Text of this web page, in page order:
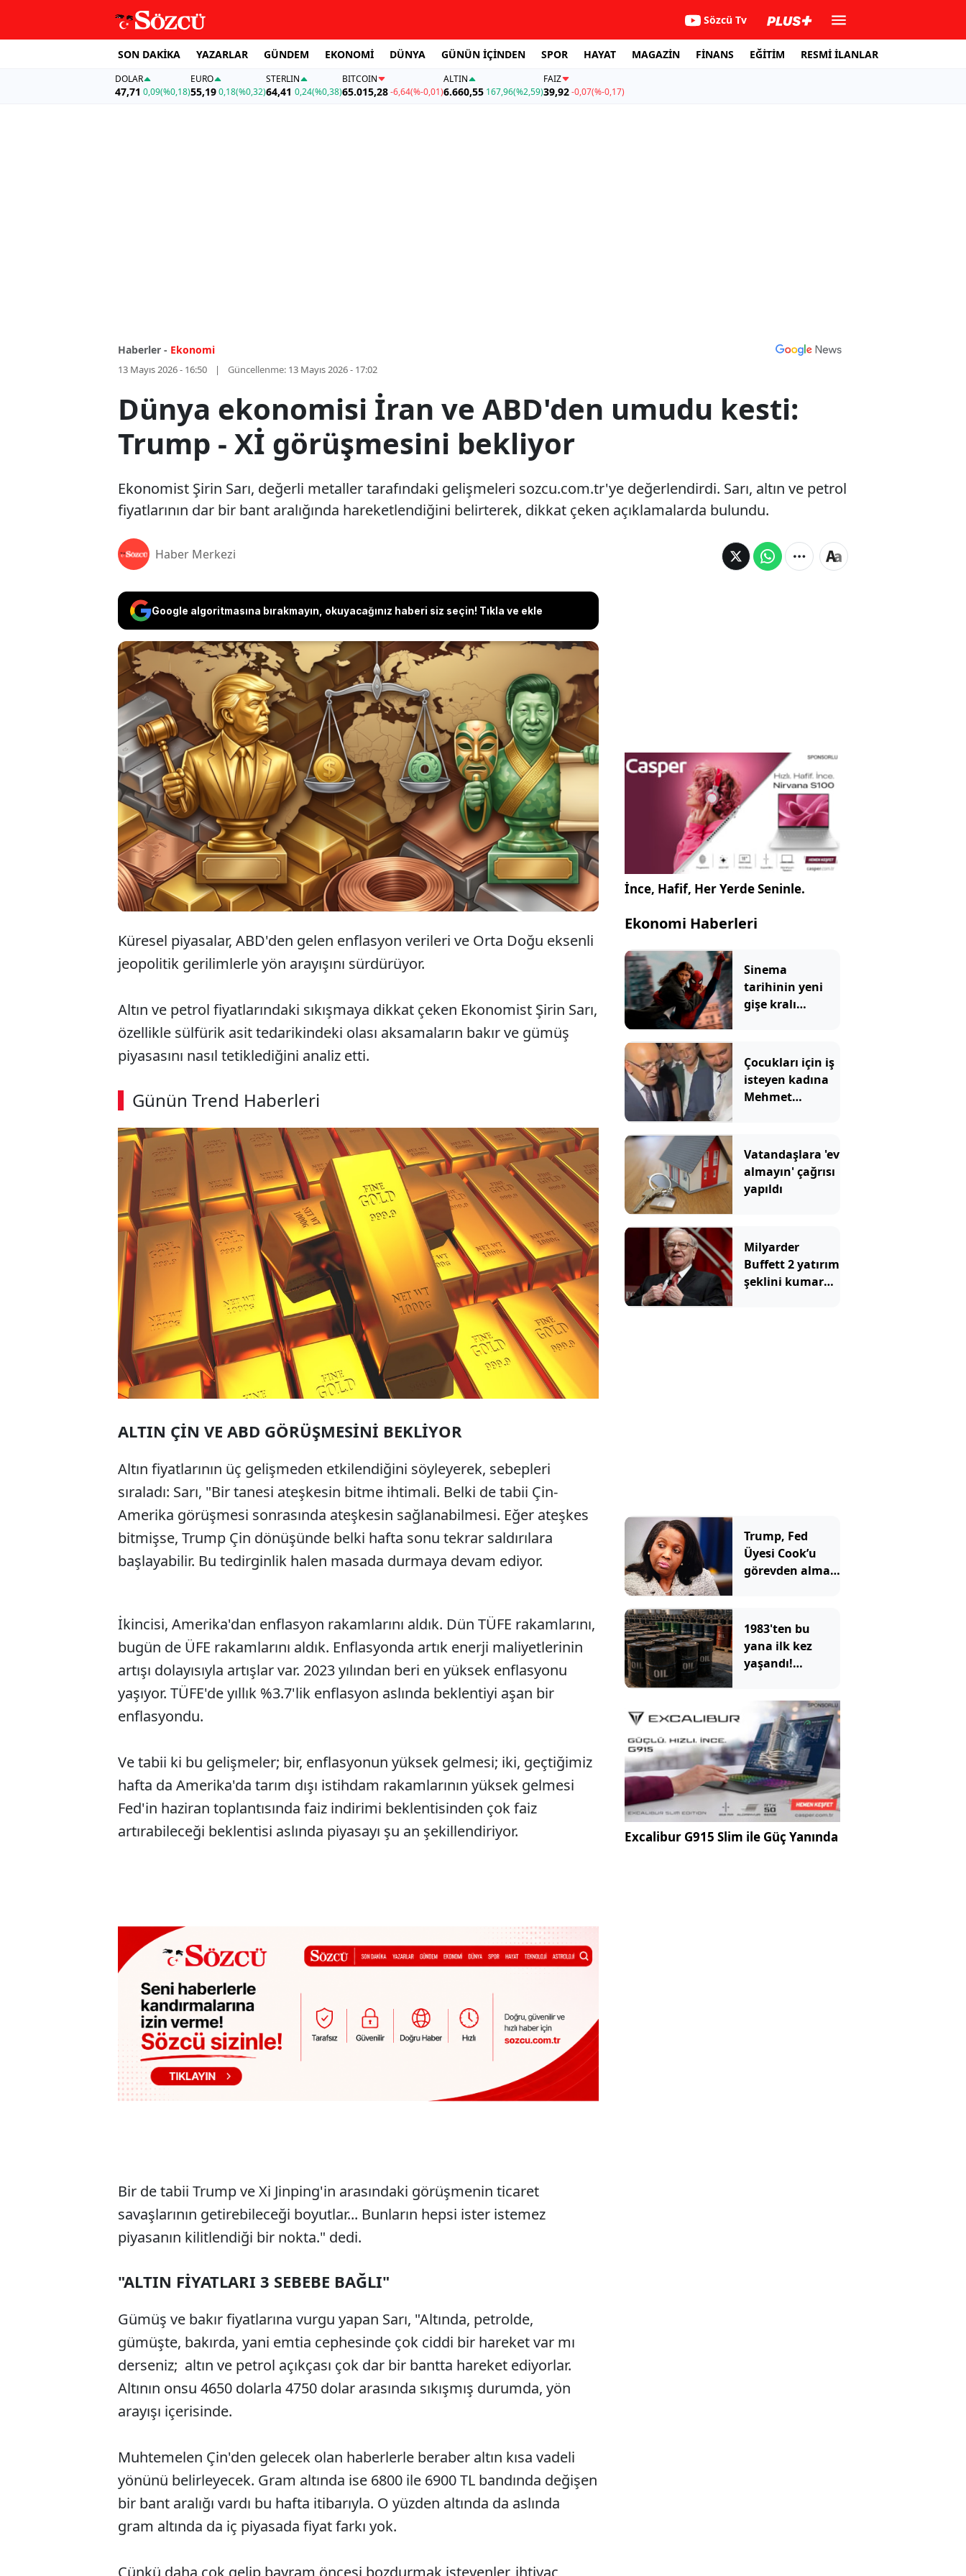
Sözcü Tv
SON DAKİKA YAZARLAR GÜNDEM EKONOMİ DÜNYA GÜNÜN İÇİNDEN SPOR HAYAT MAGAZİN FİNANS EĞİTİM RESMİ İLANLAR
DOLAR
47,71 0,09(%0,18)
EURO
55,19 0,18(%0,32)
STERLIN
64,41 0,24(%0,38)
BITCOIN
65.015,28-6,64(%-0,01)
ALTIN
6.660,55 167,96(%2,59)
FAİZ
39,92-0,07(%-0,17)
Haberler - Ekonomi
13 Mayıs 2026 - 16:50 Güncellenme: 13 Mayıs 2026 - 17:02
Dünya ekonomisi İran ve ABD'den umudu kesti:
Trump - Xİ görüşmesini bekliyor
Ekonomist Şirin Sarı, değerli metaller tarafındaki gelişmeleri sozcu.com.tr'ye değerlendirdi. Sarı, altın ve petrol
fiyatlarının dar bir bant aralığında hareketlendiğini belirterek, dikkat çeken açıklamalarda bulundu.
Haber Merkezi
Google algoritmasına bırakmayın, okuyacağınız haberi siz seçin! Tıkla ve ekle
Ekonomist Şirin Sarı, değerli metaller tarafındaki gelişmeleri
sozcu.com.tr'ye değerlendirdi. Sarı, altın ve petrol fiyatlarının
dar bir bant aralığında hareketlendiğini belirterek, dikkat
çeken açıklamalarda bulundu.
Küresel piyasalar, ABD'den gelen enflasyon verileri ve Orta Doğu eksenli
jeopolitik gerilimlerle yön arayışını sürdürüyor.
Altın ve petrol fiyatlarındaki sıkışmaya dikkat çeken Ekonomist Şirin Sarı,
özellikle sülfürik asit tedarikindeki olası aksamaların bakır ve gümüş
piyasasını nasıl tetiklediğini analiz etti.
Günün Trend Haberleri
ALTIN ÇİN VE ABD GÖRÜŞMESİNİ BEKLİYOR
Altın fiyatlarının üç gelişmeden etkilendiğini söyleyerek, sebepleri
sıraladı: Sarı, "Bir tanesi ateşkesin bitme ihtimali. Belki de tabii Çin-
Amerika görüşmesi sonrasında ateşkesin sağlanabilmesi. Eğer ateşkes
bitmişse, Trump Çin dönüşünde belki hafta sonu tekrar saldırılara
başlayabilir. Bu tedirginlik halen masada durmaya devam ediyor.
İkincisi, Amerika'dan enflasyon rakamlarını aldık. Dün TÜFE rakamlarını,
bugün de ÜFE rakamlarını aldık. Enflasyonda artık enerji maliyetlerinin
artışı dolayısıyla artışlar var. 2023 yılından beri en yüksek enflasyonu
yaşıyor. TÜFE'de yıllık %3.7'lik enflasyon aslında beklentiyi aşan bir
enflasyondu.
Ve tabii ki bu gelişmeler; bir, enflasyonun yüksek gelmesi; iki, geçtiğimiz
hafta da Amerika'da tarım dışı istihdam rakamlarının yüksek gelmesi
Fed'in haziran toplantısında faiz indirimi beklentisinden çok faiz
artırabileceği beklentisi aslında piyasayı şu an şekillendiriyor.
Bir de tabii Trump ve Xi Jinping'in arasındaki görüşmenin ticaret
savaşlarının getirebileceği boyutlar... Bunların hepsi ister istemez
piyasanın kilitlendiği bir nokta." dedi.
"ALTIN FİYATLARI 3 SEBEBE BAĞLI"
Gümüş ve bakır fiyatlarına vurgu yapan Sarı, "Altında, petrolde,
gümüşte, bakırda, yani emtia cephesinde çok ciddi bir hareket var mı
derseniz; altın ve petrol açıkçası çok dar bir bantta hareket ediyorlar.
Altının onsu 4650 dolarla 4750 dolar arasında sıkışmış durumda, yön
arayışı içerisinde.
Muhtemelen Çin'den gelecek olan haberlerle beraber altın kısa vadeli
yönünü belirleyecek. Gram altında ise 6800 ile 6900 TL bandında değişen
bir bant aralığı vardı bu hafta itibarıyla. O yüzden altında da aslında
gram altında da iç piyasada fiyat farkı yok.
Çünkü daha çok gelip bayram öncesi bozdurmak isteyenler, ihtiyaç
İnce, Hafif, Her Yerde Seninle.
Ekonomi Haberleri
Sinema
tarihinin yeni
gişe kralı
geçti
Çocukları için iş
isteyen kadına
Mehmet
Vatandaşlara 'ev
almayın' çağrısı
yapıldı
Milyarder
Buffett 2 yatırım
şeklini kumara
Trump, Fed
Üyesi Cook’u
görevden alma
1983'ten bu
yana ilk kez
yaşandı!
depoları hızla
eriyor
Excalibur G915 Slim ile Güç Yanında